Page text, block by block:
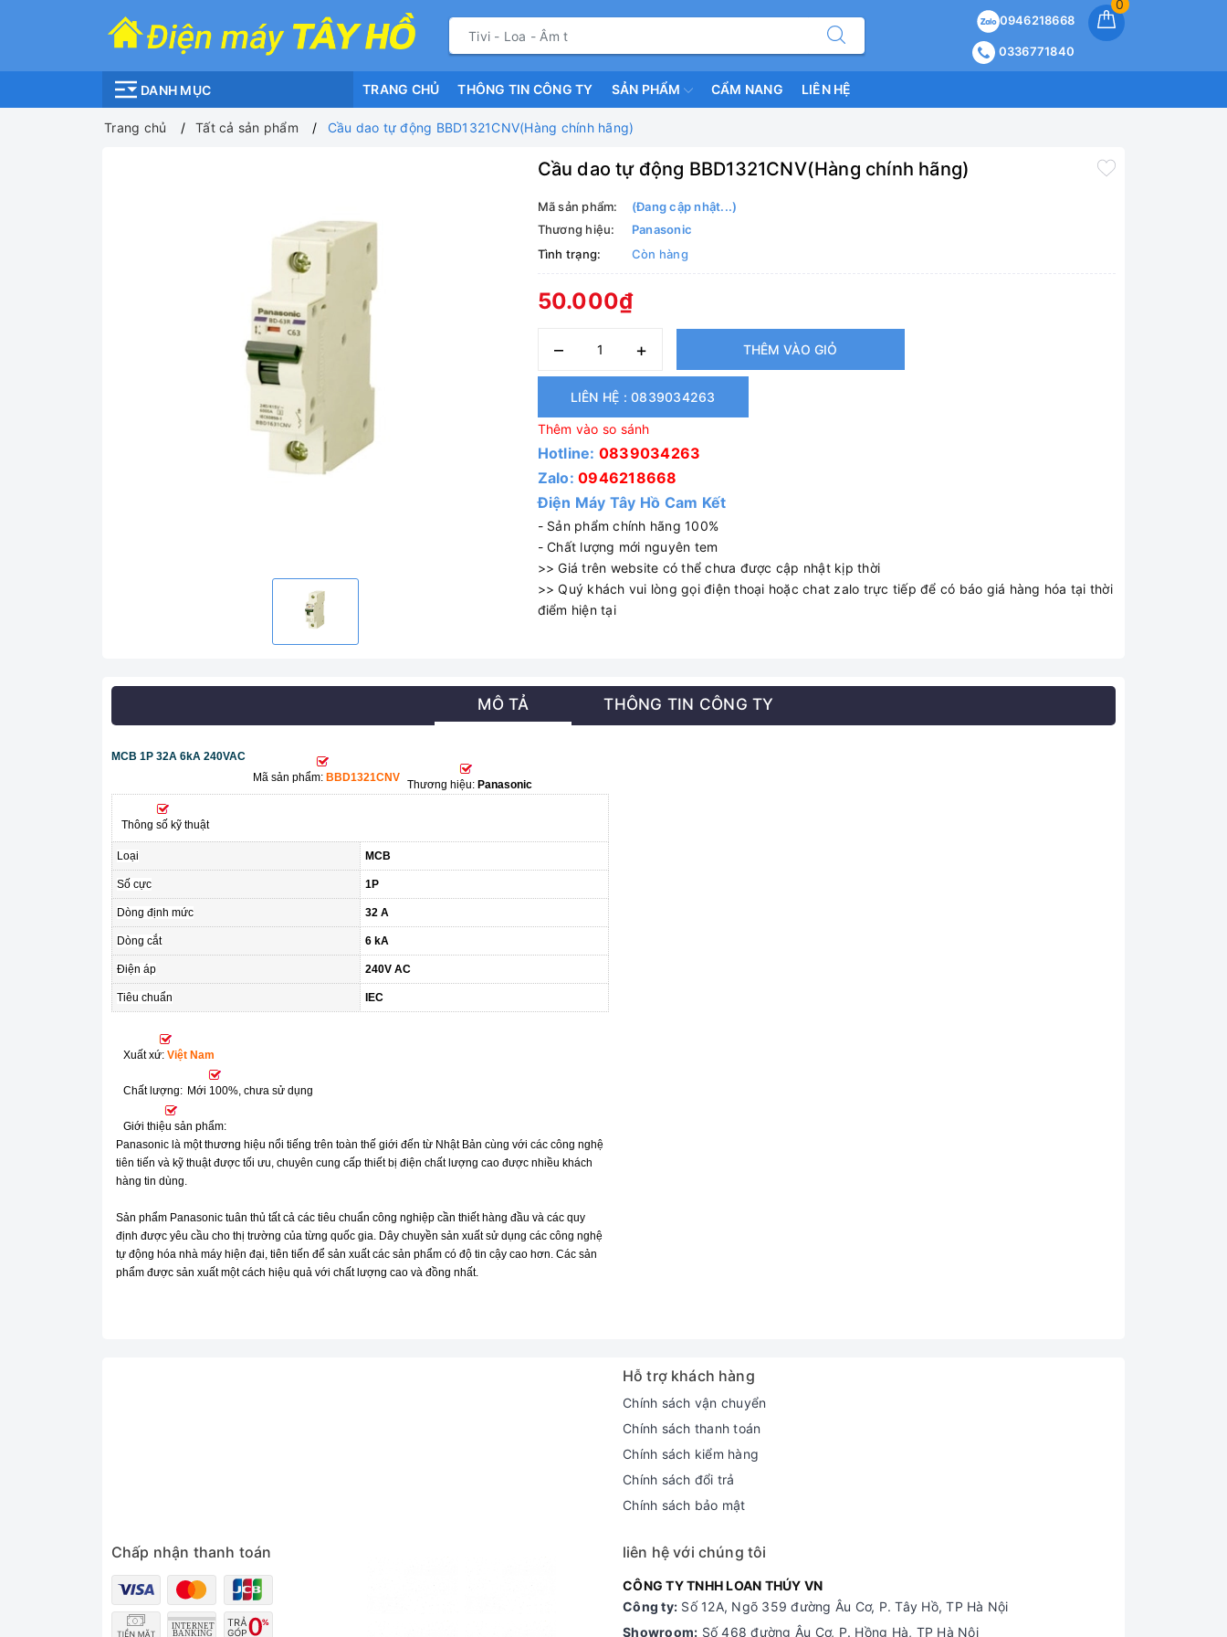
0
0946218668
0336771840
DANH MỤC TRANG CHỦ THÔNG TIN CÔNG TY SẢN PHẨM CẨM NANG LIÊN HỆ
Trang chủ Tất cả sản phẩm Cầu dao tự động BBD1321CNV(Hàng chính hãng)
Cầu dao tự động BBD1321CNV(Hàng chính hãng)
Mã sản phẩm:
(Đang cập nhật...)
Thương hiệu:
Panasonic
Tình trạng:
Còn hàng
50.000₫
– + THÊM VÀO GIỎ
LIÊN HỆ : 0839034263
Thêm vào so sánh
Hotline: 0839034263
Zalo:0946218668
Điện Máy Tây Hồ Cam Kết
- Sản phẩm chính hãng 100%
- Chất lượng mới nguyên tem
>> Giá trên website có thể chưa được cập nhật kịp thời
>> Quý khách vui lòng gọi điện thoại hoặc chat zalo trực tiếp để có báo giá hàng hóa tại thời
điểm hiện tại
MÔ TẢ THÔNG TIN CÔNG TY
MCB 1P 32A 6kA 240VAC
Mã sản phẩm: BBD1321CNV
Thương hiệu: Panasonic
Thông số kỹ thuật
Loại MCB
Số cực 1P
Dòng định mức 32 A
Dòng cắt 6 kA
Điện áp 240V AC
Tiêu chuẩn IEC
Xuất xứ: Việt Nam
Chất lượng: Mới 100%, chưa sử dụng
Giới thiệu sản phẩm:
Panasonic là một thương hiệu nổi tiếng trên toàn thế giới đến từ Nhật Bản cùng với các công nghệ
tiên tiến và kỹ thuật được tối ưu, chuyên cung cấp thiết bị điện chất lượng cao được nhiều khách
hàng tin dùng.
Sản phẩm Panasonic tuân thủ tất cả các tiêu chuẩn công nghiệp cần thiết hàng đầu và các quy
định được yêu cầu cho thị trường của từng quốc gia. Dây chuyền sản xuất sử dụng các công nghệ
tự động hóa nhà máy hiện đại, tiên tiến để sản xuất các sản phẩm có độ tin cậy cao hơn. Các sản
phẩm được sản xuất một cách hiệu quả với chất lượng cao và đồng nhất.
Hỗ trợ khách hàng
Chính sách vận chuyển
Chính sách thanh toán
Chính sách kiểm hàng
Chính sách đổi trả
Chính sách bảo mật
Chấp nhận thanh toán liên hệ với chúng tôi
CÔNG TY TNHH LOAN THÚY VN
Công ty: Số 12A, Ngõ 359 đường Âu Cơ, P. Tây Hồ, TP Hà Nội
Showroom: Số 468 đường Âu Cơ, P. Hồng Hà, TP Hà Nội